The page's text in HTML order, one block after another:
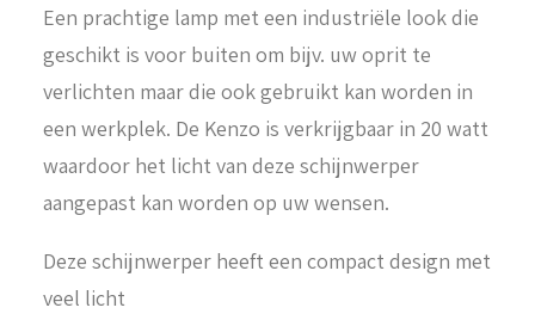
Een prachtige lamp met een industriële look die
geschikt is voor buiten om bijv. uw oprit te
verlichten maar die ook gebruikt kan worden in
een werkplek. De Kenzo is verkrijgbaar in 20 watt
waardoor het licht van deze schijnwerper
aangepast kan worden op uw wensen.
Deze schijnwerper heeft een compact design met
veel licht